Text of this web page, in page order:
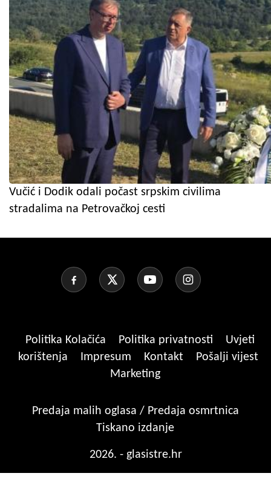
Vučić i Dodik odali počast srpskim civilima
stradalima na Petrovačkoj cesti
Politika Kolačića Politika privatnosti
Uvjeti
korištenja
Impresum Kontakt
Pošalji vijest
Marketing
Predaja malih oglasa / Predaja osmrtnica
Tiskano izdanje
2026. - glasistre.hr